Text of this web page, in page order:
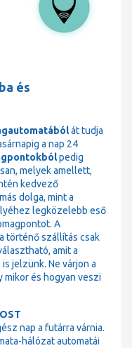
és
át tudja
a nap 24
pedig
melyek amellett,
kedvező
dolga, mint a
legközelebb eső
A
történő szállítás csak
amit a
jelzünk. Ne várjon a
és hogyan veszi
nap a futárra várnia.
hálózat automatái